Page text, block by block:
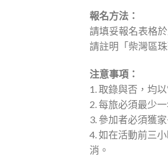
報名方法：
請填妥報名表格
請註明「柴灣區
注意事項：
1. 取錄與否，均
2. 每旅必須最少
3. 參加者必須獲
4. 如在活動前三
消。